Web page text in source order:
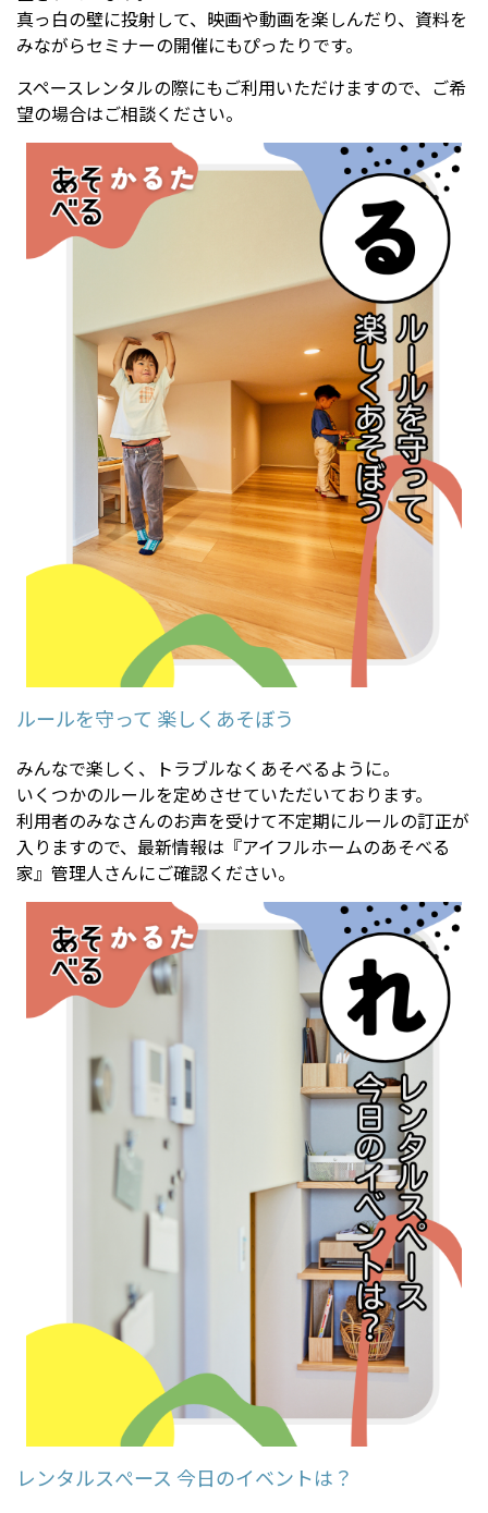
真っ白の壁に投射して、映画や動画を楽しんだり、資料を
みながらセミナーの開催にもぴったりです。
スペースレンタルの際にもご利用いただけますので、ご希
望の場合はご相談ください。
ルールを守って 楽しくあそぼう
みんなで楽しく、トラブルなくあそべるように。
いくつかのルールを定めさせていただいております。
利用者のみなさんのお声を受けて不定期にルールの訂正が
入りますので、最新情報は『アイフルホームのあそべる
家』管理人さんにご確認ください。
レンタルスぺース 今日のイベントは？